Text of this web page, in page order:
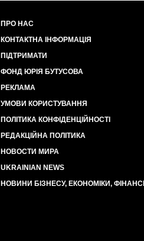
ПРО НАС
КОНТАКТНА ІНФОРМАЦІЯ
ПІДТРИМАТИ
ФОНД ЮРІЯ БУТУСОВА
РЕКЛАМА
УМОВИ КОРИСТУВАННЯ
ПОЛІТИКА КОНФІДЕНЦІЙНОСТІ
РЕДАКЦІЙНА ПОЛІТИКА
НОВОСТИ МИРА
UKRAINIAN NEWS
НОВИНИ БІЗНЕСУ, ЕКОНОМІКИ,